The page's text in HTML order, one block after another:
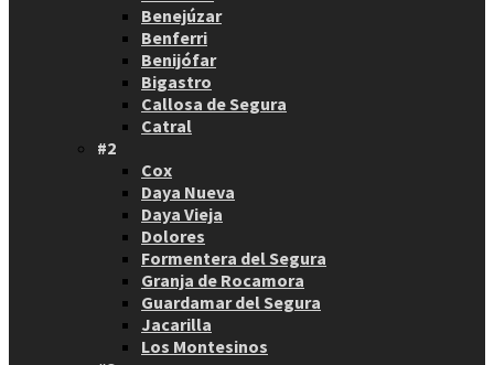
Benejúzar
Benferri
Benijófar
Bigastro
Callosa de Segura
Catral
#2
Cox
Daya Nueva
Daya Vieja
Dolores
Formentera del Segura
Granja de Rocamora
Guardamar del Segura
Jacarilla
Los Montesinos